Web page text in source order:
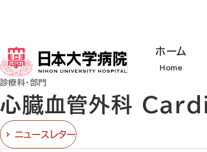
ホーム
Home
診療科・部門
心臓血管外科
ニュースレター